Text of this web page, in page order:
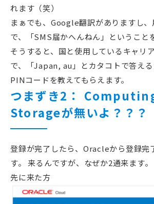
れます（笑）
まぁでも、Google翻訳がありますし
で、「SMS届かへんねん」ということ
そうすると、国と使用しているキャリ
で、「Japan, au」とカタコトで答え
PINコードを教えてもらえます。
つまずき2：
Storageが無いよ？？？
登録が完了したら、Oracleから登録完
す。 来るんですが、なぜか2通来ます。
先に来た方